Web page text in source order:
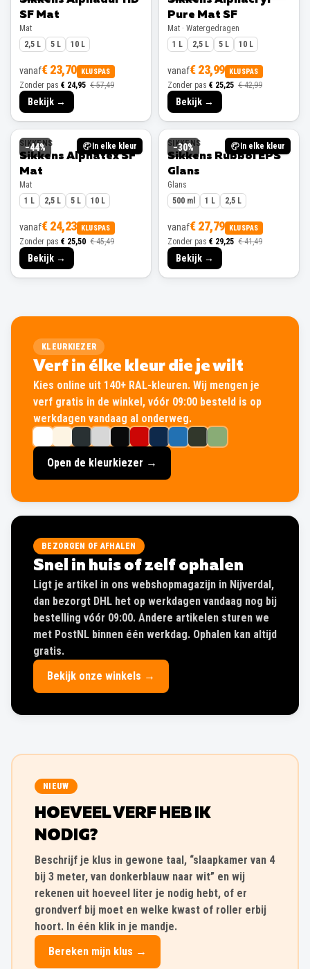
SF Mat
Mat
2,5 L
5 L 10 L
vanaf€ 23,70 KLUSPAS
Zonder pas € 24,95 € 57,49
Bekijk →
Pure Mat SF
Mat · Watergedragen
1 L
2,5 L 5 L 10 L
vanaf€ 23,99 KLUSPAS
Zonder pas € 25,25 € 42,99
Bekijk →
−44% In elke kleur
SIKKENS
Sikkens Alphatex SF
Mat
Mat
1 L
2,5 L 5 L 10 L
vanaf€ 24,23 KLUSPAS
Zonder pas € 25,50 € 45,49
Bekijk →
−30% In elke kleur
SIKKENS
Sikkens Rubbol EPS
Glans
Glans
500 ml
1 L 2,5 L
vanaf€ 27,79 KLUSPAS
Zonder pas € 29,25 € 41,49
Bekijk →
KLEURKIEZER
Verf in élke kleur die je wilt
Kies online uit 140+ RAL-kleuren. Wij mengen je
verf gratis in de winkel, vóór 09:00 besteld is op
werkdagen vandaag al onderweg.
Open de kleurkiezer →
BEZORGEN OF AFHALEN
Snel in huis of zelf ophalen
Ligt je artikel in ons webshopmagazijn in Nijverdal,
dan bezorgt DHL het op werkdagen vandaag nog bij
bestelling vóór 09:00. Andere artikelen sturen we
met PostNL binnen één werkdag. Ophalen kan altijd
gratis.
Bekijk onze winkels →
NIEUW
HOEVEEL VERF HEB IK
NODIG?
Beschrijf je klus in gewone taal, “slaapkamer van 4
bij 3 meter, van donkerblauw naar wit” en wij
rekenen uit hoeveel liter je nodig hebt, of er
grondverf bij moet en welke kwast of roller erbij
hoort. In één klik in je mandje.
Bereken mijn klus →